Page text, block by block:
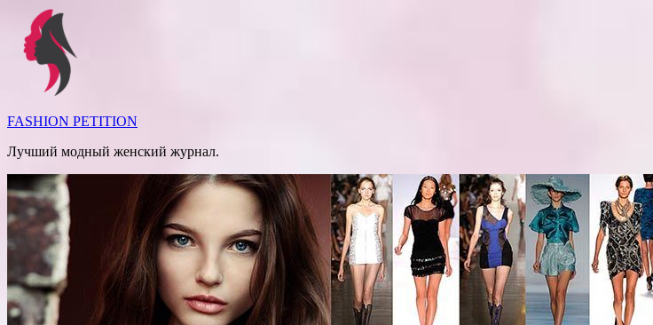
Перейти
содержимому
FASHION PETITION
Лучший модный женский журнал.